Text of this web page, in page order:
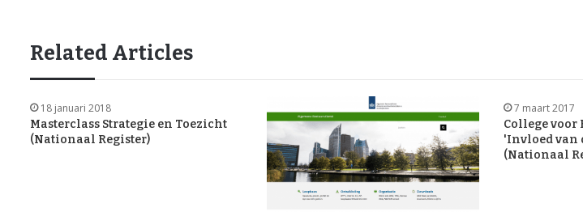
Related Articles
18 januari 2018
Masterclass Strategie en Toezicht
(Nationaal Register)
7 maart 2017
College voor
'Invloed van
(Nationaal